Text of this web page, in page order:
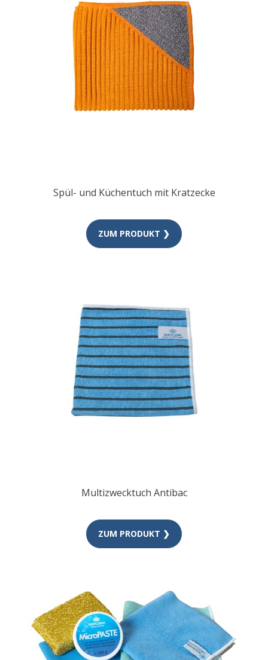
Spül- und Küchentuch mit Kratzecke
ZUM PRODUKT ❯
Multizwecktuch Antibac
ZUM PRODUKT ❯